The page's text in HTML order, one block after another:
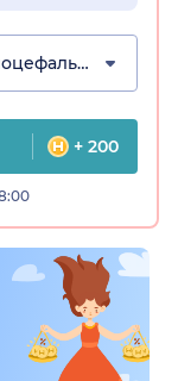
Дуплексное сканирование брахиоцефальных артерий
+ 200